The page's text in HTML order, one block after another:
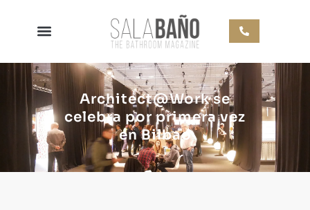
Architect@Work se
celebra por primera vez
en Bilbao